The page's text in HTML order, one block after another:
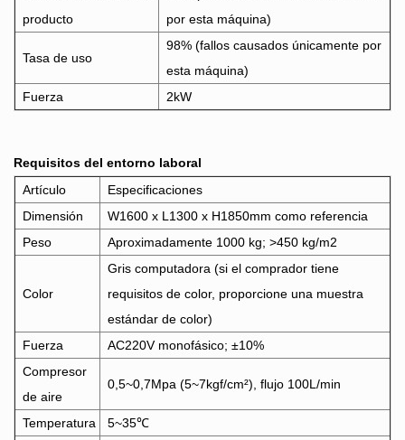
producto
por esta máquina)
Tasa de uso
98% (fallos causados ​​únicamente por
esta máquina)
Fuerza
2kW
Requisitos del entorno laboral
Artículo
Especificaciones
Dimensión
W1600 x L1300 x H1850mm como referencia
Peso
Aproximadamente 1000 kg; >450 kg/m2
Color
Gris computadora (si el comprador tiene
requisitos de color, proporcione una muestra
estándar de color)
Fuerza
AC220V monofásico; ±10%
Compresor
de aire
0,5~0,7Mpa (5~7kgf/cm²), flujo 100L/min
Temperatura
5~35℃